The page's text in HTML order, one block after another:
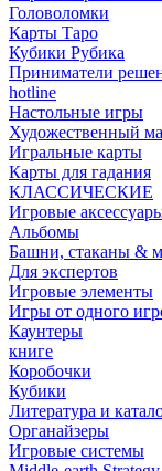
Головоломки
Карты Таро
Кубики Рубика
Приниматели
hotline
Настольные игры
Художественный
Игральные карты
Карты для гадания
КЛАССИЧЕСКИЕ
Игровые
Альбомы
Башни, стаканы &
Для экспертов
Игровые элементы
Игры от одного
Каунтеры
книге
Коробочки
Кубики
Литература и
Органайзеры
Игровые системы